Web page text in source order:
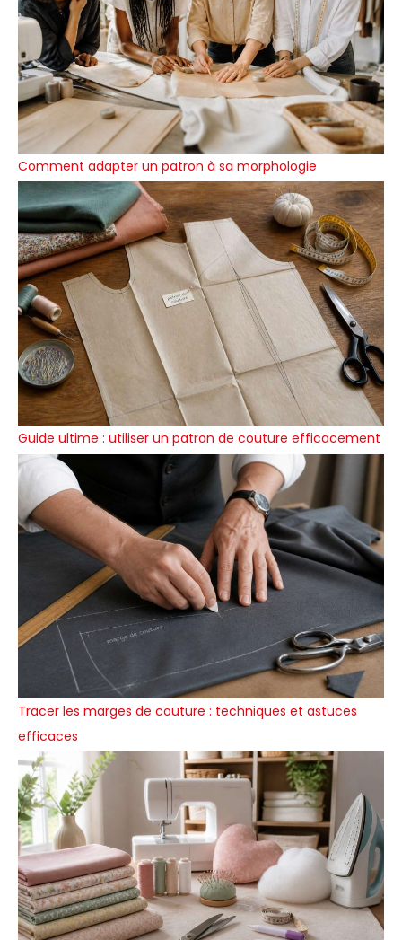
Comment adapter un patron à sa morphologie
Guide ultime : utiliser un patron de couture efficacement
Tracer les marges de couture : techniques et astuces
efficaces